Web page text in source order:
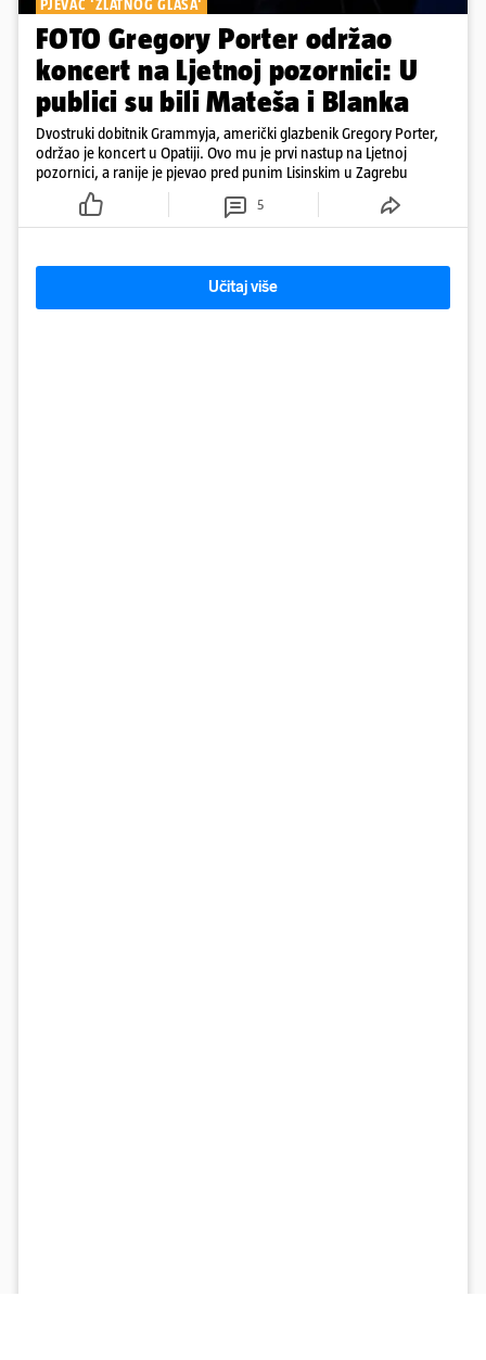
PJEVAČ 'ZLATNOG GLASA'
FOTO Gregory Porter održao
koncert na Ljetnoj pozornici: U
publici su bili Mateša i Blanka
Dvostruki dobitnik Grammyja, američki glazbenik Gregory Porter,
održao je koncert u Opatiji. Ovo mu je prvi nastup na Ljetnoj
pozornici, a ranije je pjevao pred punim Lisinskim u Zagrebu
5
Učitaj više